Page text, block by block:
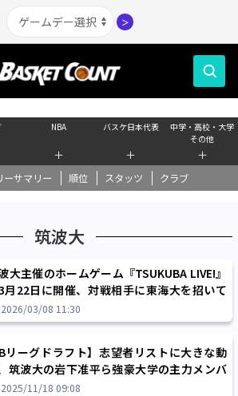
＞
NBA
＋
バスケ日本代表
＋
中学・高校・大学
その他
＋
ーサマリー 順位 スタッツ クラブ
筑波大
大主催のホームゲーム『TSUKUBA LIVE!』
月22日に開催、対戦相手に東海大を招いて
スポーツの新たな価値創出に挑戦
2026/03/08 11:30
Bリーグドラフト】志望者リストに大きな動
筑波大の岩下准平ら強豪大学の主力メンバ
名乗りをあげる
2025/11/18 09:08